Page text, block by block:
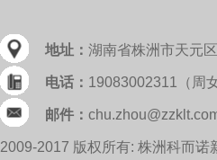
地址： 湖南省株洲市天元
电话： 19083002311（周
邮件：
2009-2017 版权所有: 株洲科而